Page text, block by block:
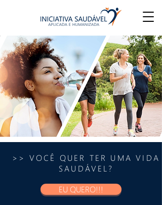
>> VOCÊ QUER TER UMA VIDA
SAUDÁVEL?
EU QUERO!!!